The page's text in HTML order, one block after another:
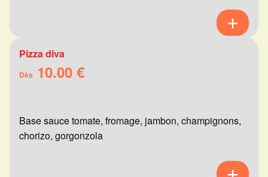
Pizza diva
Dès 10.00 €
Base sauce tomate, fromage, jambon, champignons,
chorizo, gorgonzola